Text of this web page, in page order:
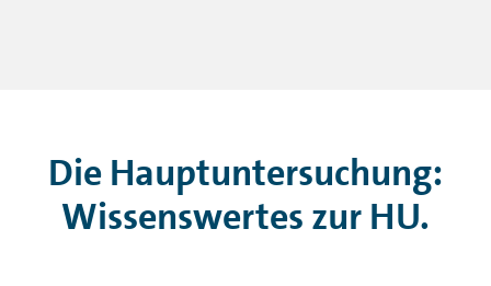
Die Hauptuntersuchung:
Wissenswertes zur HU.